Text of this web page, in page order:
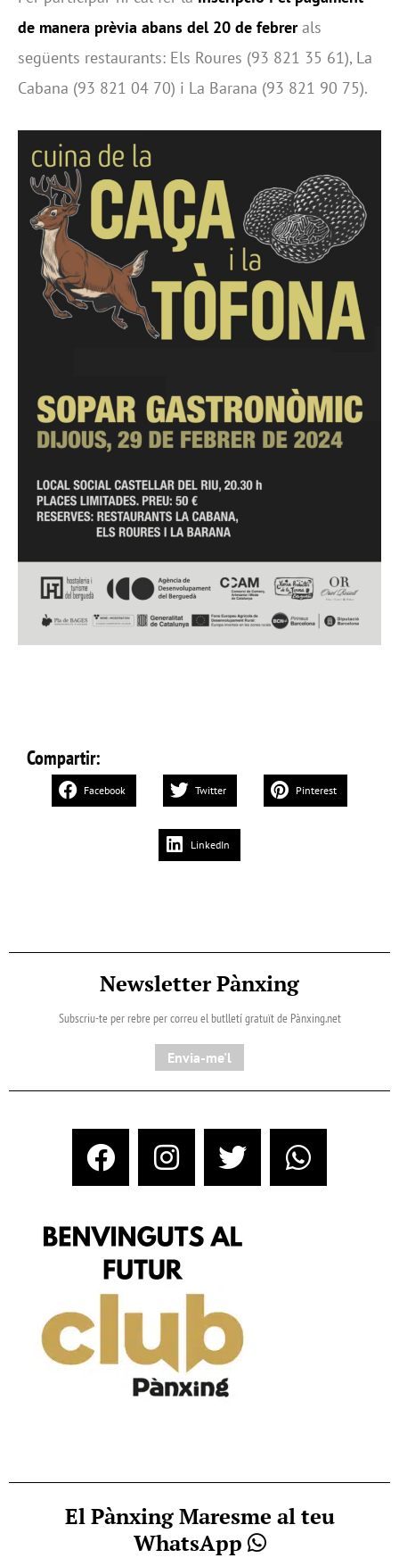
de manera prèvia abans del 20 de febrerals
següents restaurants: Els Roures (93 821 35 61), La
Cabana (93 821 04 70) i La Barana (93 821 90 75).
Compartir:
Facebook Twitter Pinterest
LinkedIn
Newsletter Pànxing
Subscriu-te per rebre per correu el butlletí gratuït de Pànxing.net​
Envia-me'l
El Pànxing Maresme al teu
WhatsApp